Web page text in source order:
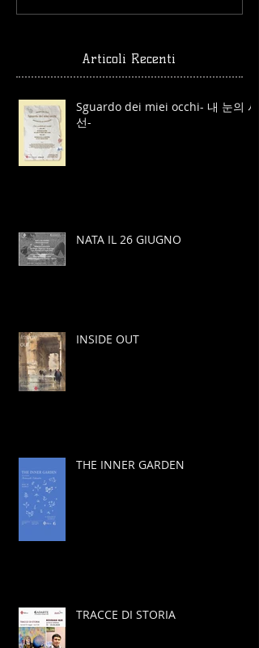
Articoli Recenti
Sguardo dei miei occhi- 내 눈의 시
선-
NATA IL 26 GIUGNO
INSIDE OUT
THE INNER GARDEN
TRACCE DI STORIA